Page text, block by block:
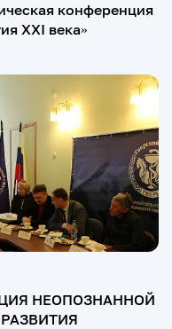
конференция
XXI века»
НЕОПОЗНАННОЙ